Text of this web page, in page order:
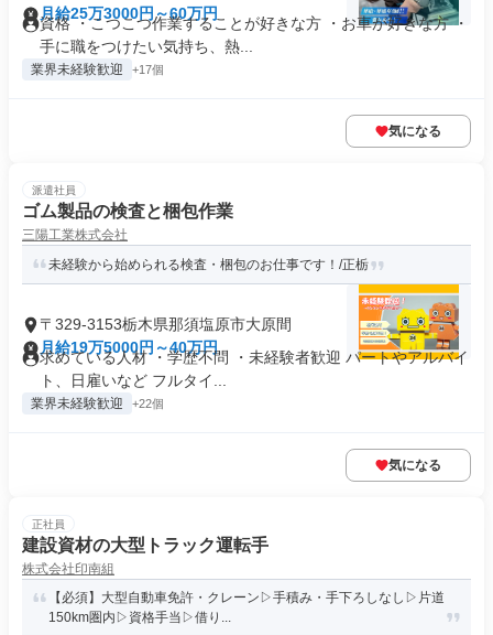
月給25万3000円～60万円
資格 ・こつこつ作業することが好きな方 ・お車が好きな方 ・
手に職をつけたい気持ち、熱...
業界未経験歓迎 +17個
気になる
派遣社員
ゴム製品の検査と梱包作業
三陽工業株式会社
未経験から始められる検査・梱包のお仕事です！/正栃
〒329-3153栃木県那須塩原市大原間
月給19万5000円～40万円
求めている人材 ・学歴不問 ・未経験者歓迎 パートやアルバイ
ト、日雇いなど フルタイ...
業界未経験歓迎 +22個
気になる
正社員
建設資材の大型トラック運転手
株式会社印南組
【必須】大型自動車免許・クレーン▷手積み・手下ろしなし▷片道
150km圏内▷資格手当▷借り...